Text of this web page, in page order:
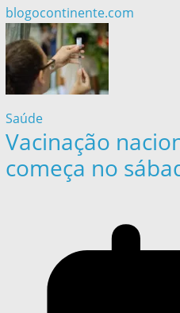
blogocontinente.com
Saúde
Vacinação
começa no